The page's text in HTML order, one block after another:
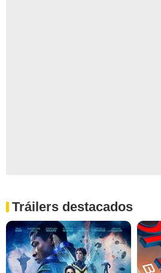
Tráilers destacados